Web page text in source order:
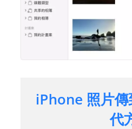
iPhone 照片
代